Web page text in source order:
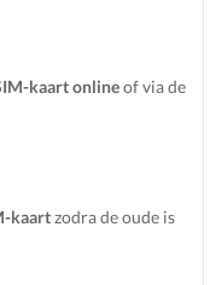
kaart onlineof via de
kaartzodra de oude is